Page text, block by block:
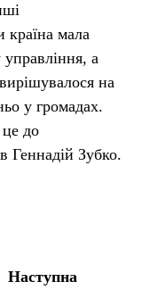
країна мала
управління, а
на
у громадах.
до
Геннадій Зубко.
Наступна